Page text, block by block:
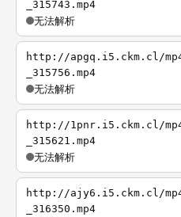
_315743.mp4
无法解析
http://apgq.i5.ckm.cl/
_315756.mp4
无法解析
http://1pnr.i5.ckm.cl/
_315621.mp4
无法解析
http://ajy6.i5.ckm.cl/mp4/
_316350.mp4